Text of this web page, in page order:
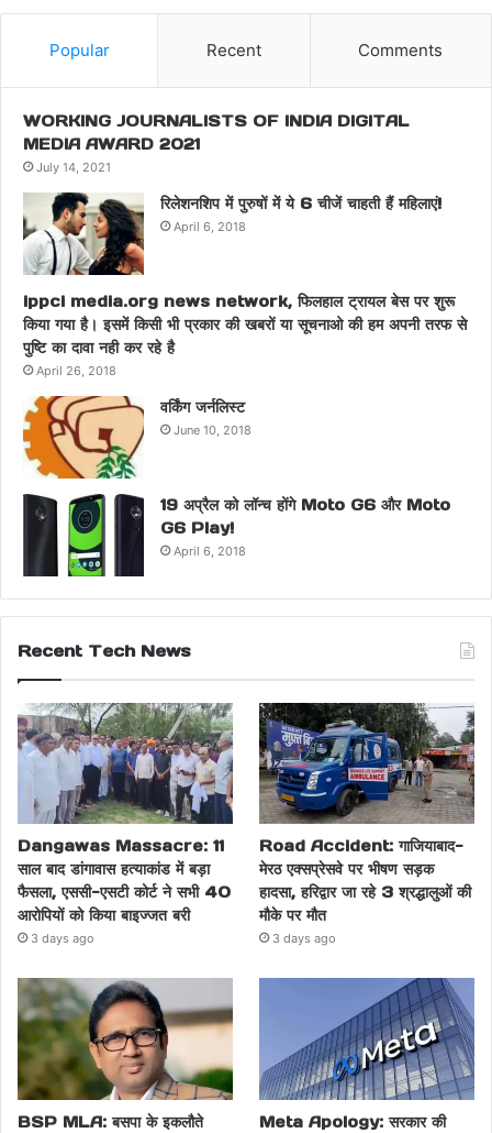
Popular Recent Comments
WORKING JOURNALISTS OF INDIA DIGITAL
MEDIA AWARD 2021
July 14, 2021
रिलेशनशिप में पुरुषों में ये 6 चीजें चाहती हैं महिलाएं!
April 6, 2018
ippci media.org news network, फिलहाल ट्रायल बेस पर शुरू
किया गया है। इसमें किसी भी प्रकार की खबरों या सूचनाओ की हम अपनी तरफ से
पुष्टि का दावा नही कर रहे है
April 26, 2018
वर्किंग जर्नलिस्ट
June 10, 2018
19 अप्रैल को लॉन्च होंगे Moto G6 और Moto
G6 Play!
April 6, 2018
Recent Tech News
Dangawas Massacre: 11
साल बाद डांगावास हत्याकांड में बड़ा
फैसला, एससी-एसटी कोर्ट ने सभी 40
आरोपियों को किया बाइज्जत बरी
3 days ago
Road Accident: गाजियाबाद-
मेरठ एक्सप्रेसवे पर भीषण सड़क
हादसा, हरिद्वार जा रहे 3 श्रद्धालुओं की
मौके पर मौत
3 days ago
BSP MLA: बसपा के इकलौते
Meta Apology: सरकार की